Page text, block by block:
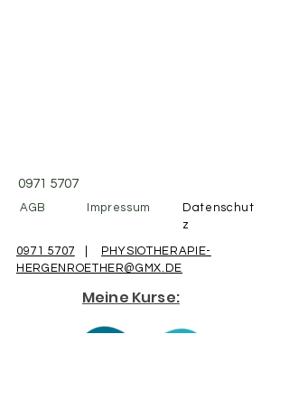
0971 5707
AGB Impressum
Datenschut
z
0971 5707
PHYSIOTHERAPIE-
HERGENROETHER@GMX.DE
Meine Kurse: